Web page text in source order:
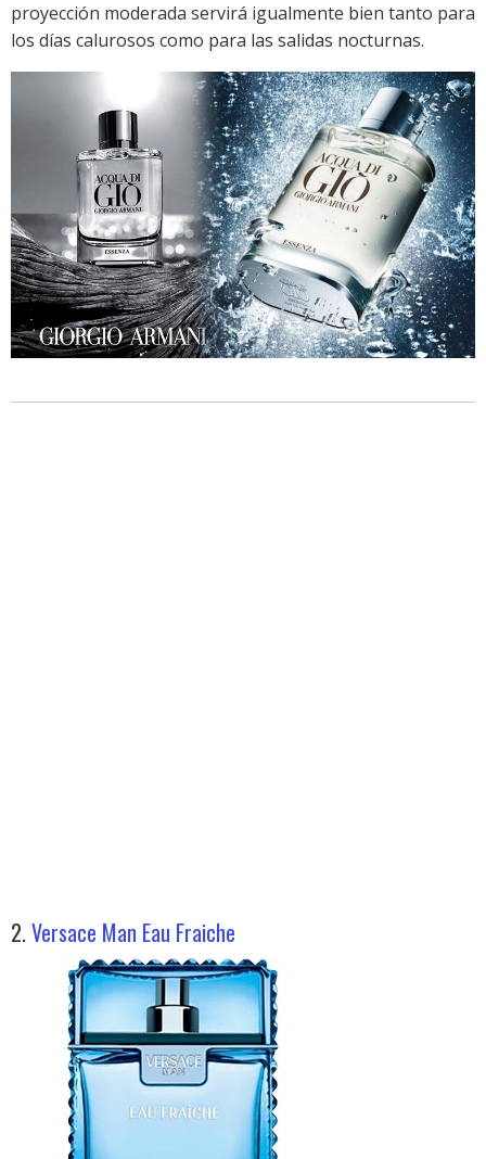
proyección moderada servirá igualmente bien tanto para
los días calurosos como para las salidas nocturnas.
2.Versace Man Eau Fraiche